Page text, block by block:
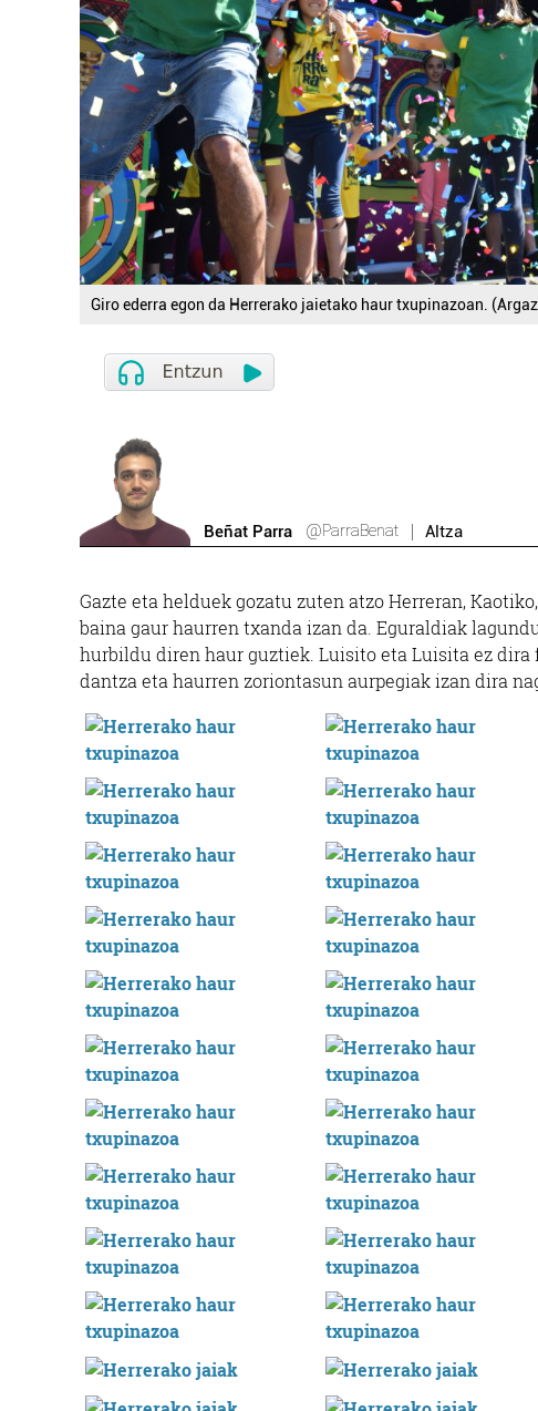
Giro ederra egon da Herrerako jaietako haur txupinazoan.
Beñat Parra @ParraBenat Altza
Gazte eta helduek gozatu zuten atzo Herreran,
baina gaur haurren txanda izan da. Eguraldiak
hurbildu diren haur guztiek. Luisito eta Luisita ez
dantza eta haurren zoriontasun aurpegiak izan dira